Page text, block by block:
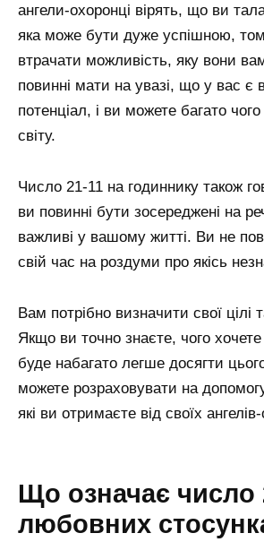
ангели-охоронці вірять, що ви
яка може бути дуже успішною,
втрачати можливість, яку вони
повинні мати на увазі, що у вас є
потенціал, і ви можете багато
світу.
Число 21-11 на годиннику також
ви повинні бути зосереджені на
важливі у вашому житті. Ви не
свій час на роздуми про якісь
Вам потрібно визначити свої цілі
Якщо ви точно знаєте, чого
буде набагато легше досягти
можете розраховувати на
які ви отримаєте від своїх
Що означає число
любовних